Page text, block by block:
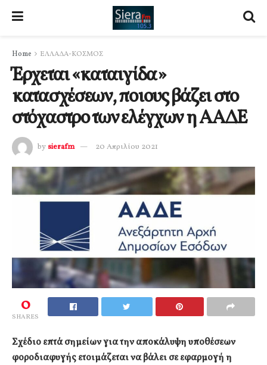
Home ΕΛΛΑΔΑ-ΚΟΣΜΟΣ
Έρχεται «καταιγίδα»
κατασχέσεων, ποιους βάζει στο
στόχαστρο των ελέγχων η ΑΑΔΕ
by sierafm 20 Απριλίου 2021
0
SHARES
Σχέδιο επτά σημείων για την αποκάλυψη υποθέσεων
φοροδιαφυγής ετοιμάζεται να βάλει σε εφαρμογή η